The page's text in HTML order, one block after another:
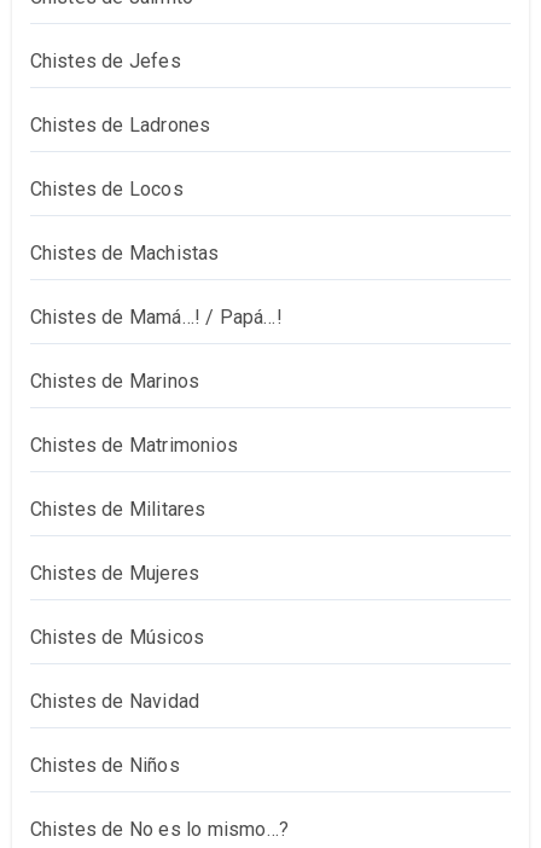
Chistes de Jefes
Chistes de Ladrones
Chistes de Locos
Chistes de Machistas
Chistes de Mamá…! / Papá…!
Chistes de Marinos
Chistes de Matrimonios
Chistes de Militares
Chistes de Mujeres
Chistes de Músicos
Chistes de Navidad
Chistes de Niños
Chistes de No es lo mismo…?